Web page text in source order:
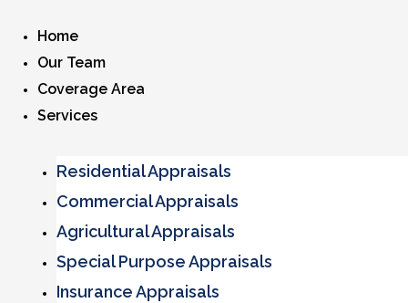
Home
Our Team
Coverage Area
Services
Residential Appraisals
Commercial Appraisals
Agricultural Appraisals
Special Purpose Appraisals
Insurance Appraisals